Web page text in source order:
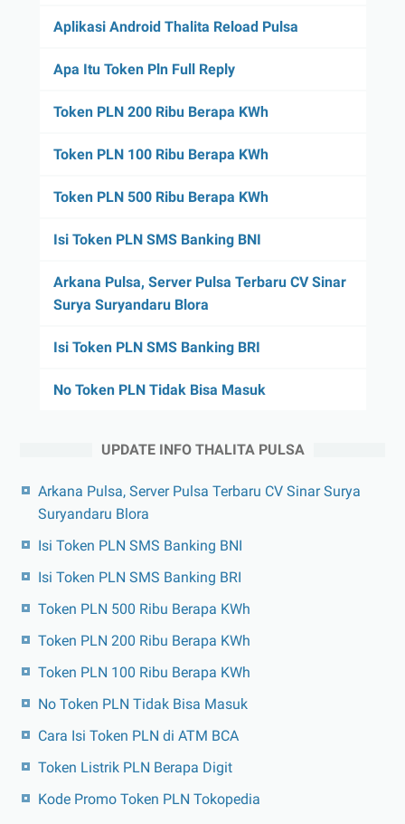
Aplikasi Android Thalita Reload Pulsa
Apa Itu Token Pln Full Reply
Token PLN 200 Ribu Berapa KWh
Token PLN 100 Ribu Berapa KWh
Token PLN 500 Ribu Berapa KWh
Isi Token PLN SMS Banking BNI
Arkana Pulsa, Server Pulsa Terbaru CV Sinar
Surya Suryandaru Blora
Isi Token PLN SMS Banking BRI
No Token PLN Tidak Bisa Masuk
UPDATE INFO THALITA PULSA
Arkana Pulsa, Server Pulsa Terbaru CV Sinar Surya
Suryandaru Blora
Isi Token PLN SMS Banking BNI
Isi Token PLN SMS Banking BRI
Token PLN 500 Ribu Berapa KWh
Token PLN 200 Ribu Berapa KWh
Token PLN 100 Ribu Berapa KWh
No Token PLN Tidak Bisa Masuk
Cara Isi Token PLN di ATM BCA
Token Listrik PLN Berapa Digit
Kode Promo Token PLN Tokopedia